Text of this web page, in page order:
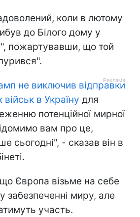
коли в лютому
до Білого дому у
пожартувавши, що той
не виключив відправки
в Україну для
потенційної мирної
вам про це,
сьогодні", - сказав він в
Європа візьме на себе
забезпеченні миру, але
участь.